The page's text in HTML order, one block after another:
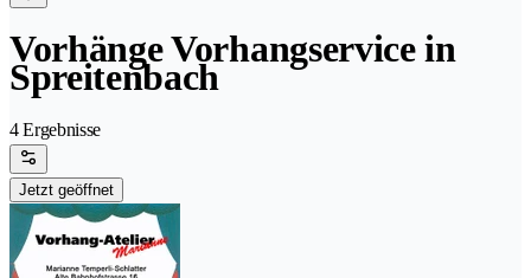
Vorhänge Vorhangservice in
Spreitenbach
4 Ergebnisse
Jetzt geöffnet